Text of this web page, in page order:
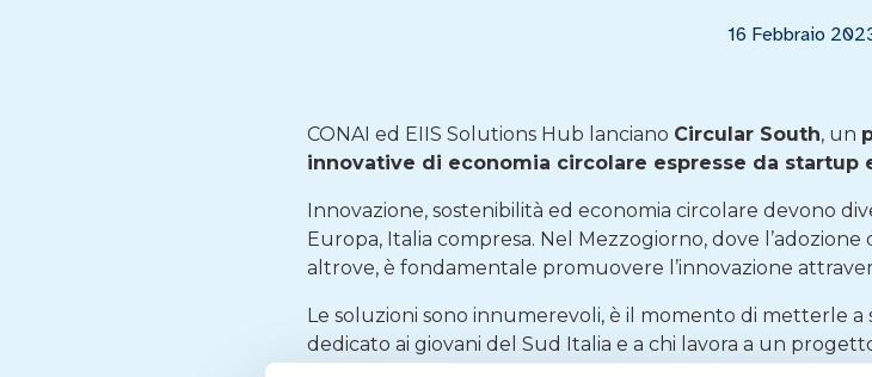
16 Febbraio
CONAI ed EIIS Solutions Hub lanciano Circular South, un
innovative di economia circolare espresse da startup
Innovazione, sostenibilità ed economia circolare devono
Europa, Italia compresa. Nel Mezzogiorno, dove
altrove, è fondamentale promuovere l’innovazione
Le soluzioni sono innumerevoli, è il momento di metterle
dedicato ai giovani del Sud Italia e a chi lavora a un